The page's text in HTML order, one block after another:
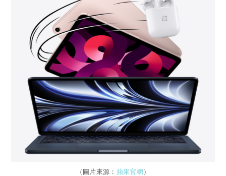
（圖片來源： 蘋果官網）